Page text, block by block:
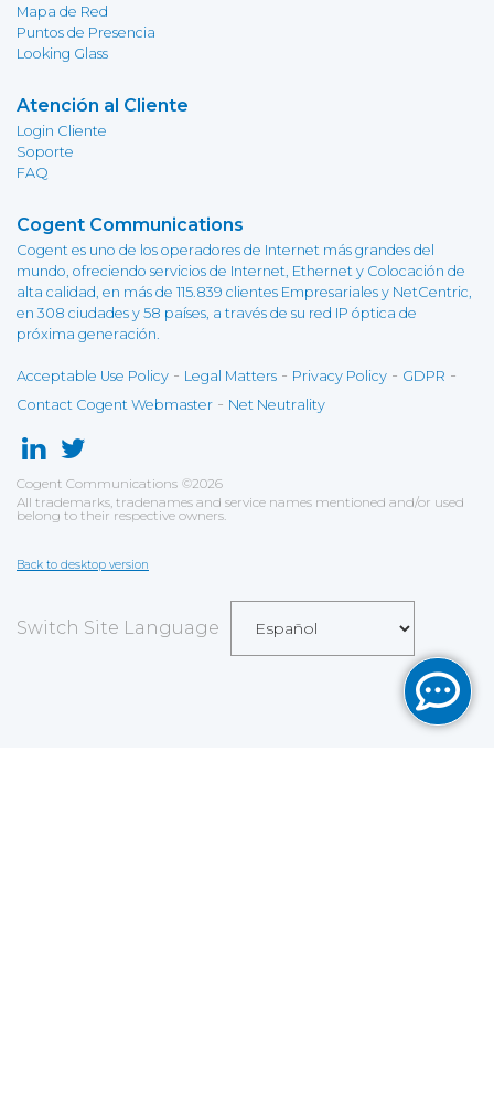
Mapa de Red
Puntos de Presencia
Looking Glass
Atención al Cliente
Login Cliente
Soporte
FAQ
Cogent Communications
Cogent es uno de los operadores de Internet más grandes del
mundo, ofreciendo servicios de Internet, Ethernet y Colocación de
alta calidad, en más de 115.839 clientes Empresariales y NetCentric,
en 308 ciudades y 58 países, a través de su red IP óptica de
próxima generación.
Acceptable Use Policy - Legal Matters - Privacy Policy - GDPR -
Contact Cogent Webmaster - Net Neutrality
Cogent Communications ©2026
All trademarks, tradenames and service names mentioned and/or used
belong to their respective owners.
Back to desktop version
Switch Site Language